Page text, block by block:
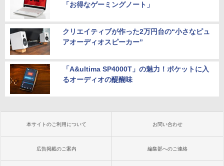
「お得なゲーミングノート」
クリエイティブが作った2万円台の“小さなピュ
アオーディオスピーカー”
「A&ultima SP4000T」の魅力！ポケットに入
るオーディオの醍醐味
本サイトのご利用について お問い合わせ
広告掲載のご案内 編集部へのご連絡